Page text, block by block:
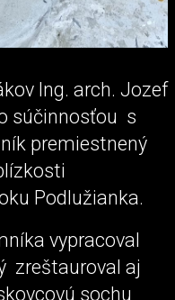
Ing. arch. Jozef
súčinnosťou s
premiestnený
Podlužianka.
vypracoval
zreštauroval aj
sochu